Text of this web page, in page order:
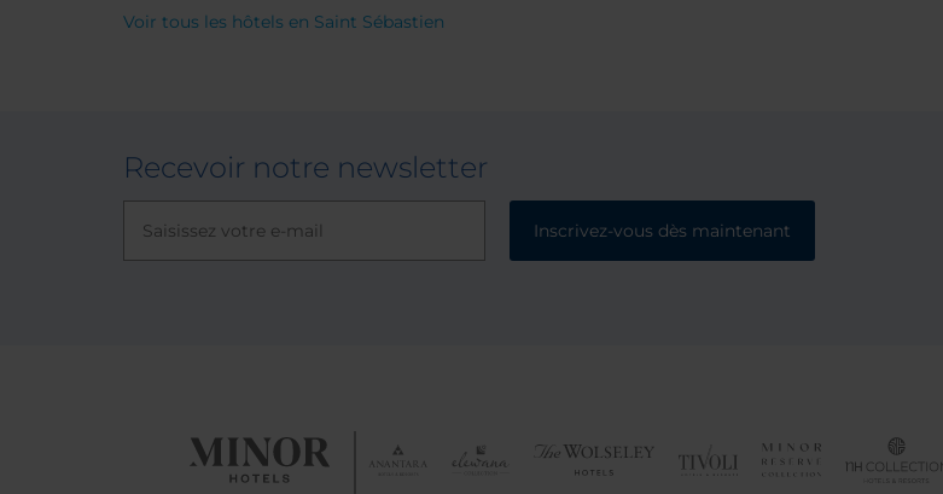
Voir tous les hôtels en Saint Sébastien
Recevoir notre newsletter
Inscrivez-vous dès maintenant